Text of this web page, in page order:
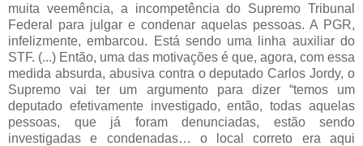
muita veemência, a incompetência do Supremo Tribunal
Federal para julgar e condenar aquelas pessoas. A PGR,
infelizmente, embarcou. Está sendo uma linha auxiliar do
STF. (...) Então, uma das motivações é que, agora, com essa
medida absurda, abusiva contra o deputado Carlos Jordy, o
Supremo vai ter um argumento para dizer “temos um
deputado efetivamente investigado, então, todas aquelas
pessoas, que já foram denunciadas, estão sendo
investigadas e condenadas… o local correto era aqui